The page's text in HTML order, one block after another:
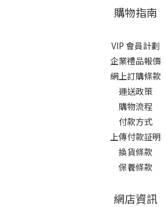
購物指南
VIP 會員計劃
企業禮品報價
網上訂購條款
運送政策
購物流程
付款方式
上傳付款証明
換貨條款
保養條款
網店資訊